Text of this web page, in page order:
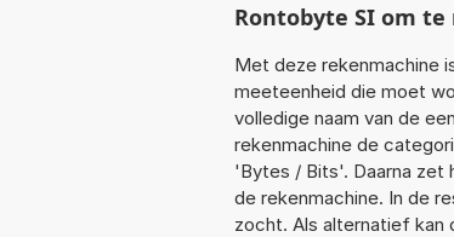
Rontobyte SI om te
Met deze rekenmachine
meeteenheid die moet
volledige naam van de
rekenmachine de
'Bytes / Bits'. Daarna zet
de rekenmachine. In de
zocht. Als alternatief kan